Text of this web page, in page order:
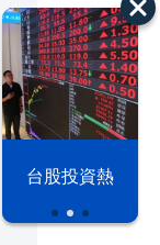
台股投資熱